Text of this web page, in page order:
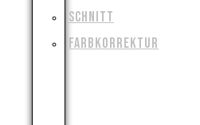
SCHNITT
FARBKORREKTUR